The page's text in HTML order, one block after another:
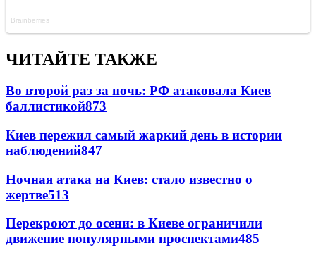
ЧИТАЙТЕ ТАКЖЕ
Во второй раз за ночь: РФ атаковала Киев
баллистикой873
Киев пережил самый жаркий день в истории
наблюдений847
Ночная атака на Киев: стало известно о
жертве513
Перекроют до осени: в Киеве ограничили
движение популярными проспектами485